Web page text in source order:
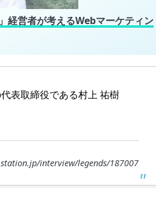
経営者が考えるWebマーケティン
表取締役である村上 祐樹
interview/legends/187007